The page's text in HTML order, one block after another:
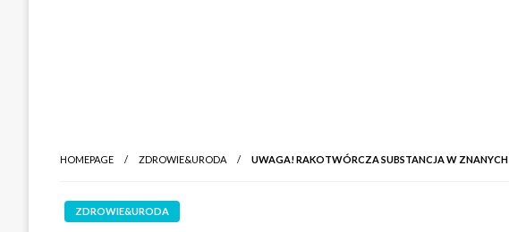
HOMEPAGE ZDROWIE&URODA UWAGA! RAKOTWÓRCZA SUBSTANCJA W
ZDROWIE&URODA